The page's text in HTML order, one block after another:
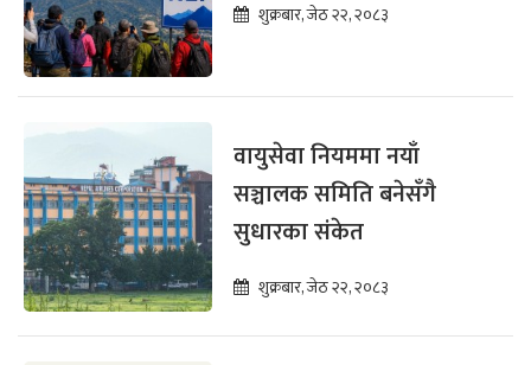
शुक्रबार, जेठ २२, २०८३
वायुसेवा नियममा नयाँ
सञ्चालक समिति बनेसँगै
सुधारका संकेत
शुक्रबार, जेठ २२, २०८३